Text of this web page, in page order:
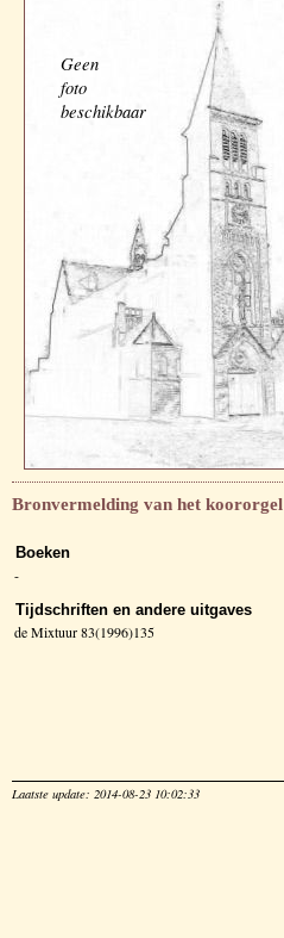
Geen
foto
beschikbaar
Bronvermelding van het koororgel
Boeken
-
Tijdschriften en andere uitgaves
de Mixtuur 83(1996)135
Laatste update: 2014-08-23 10:02:33